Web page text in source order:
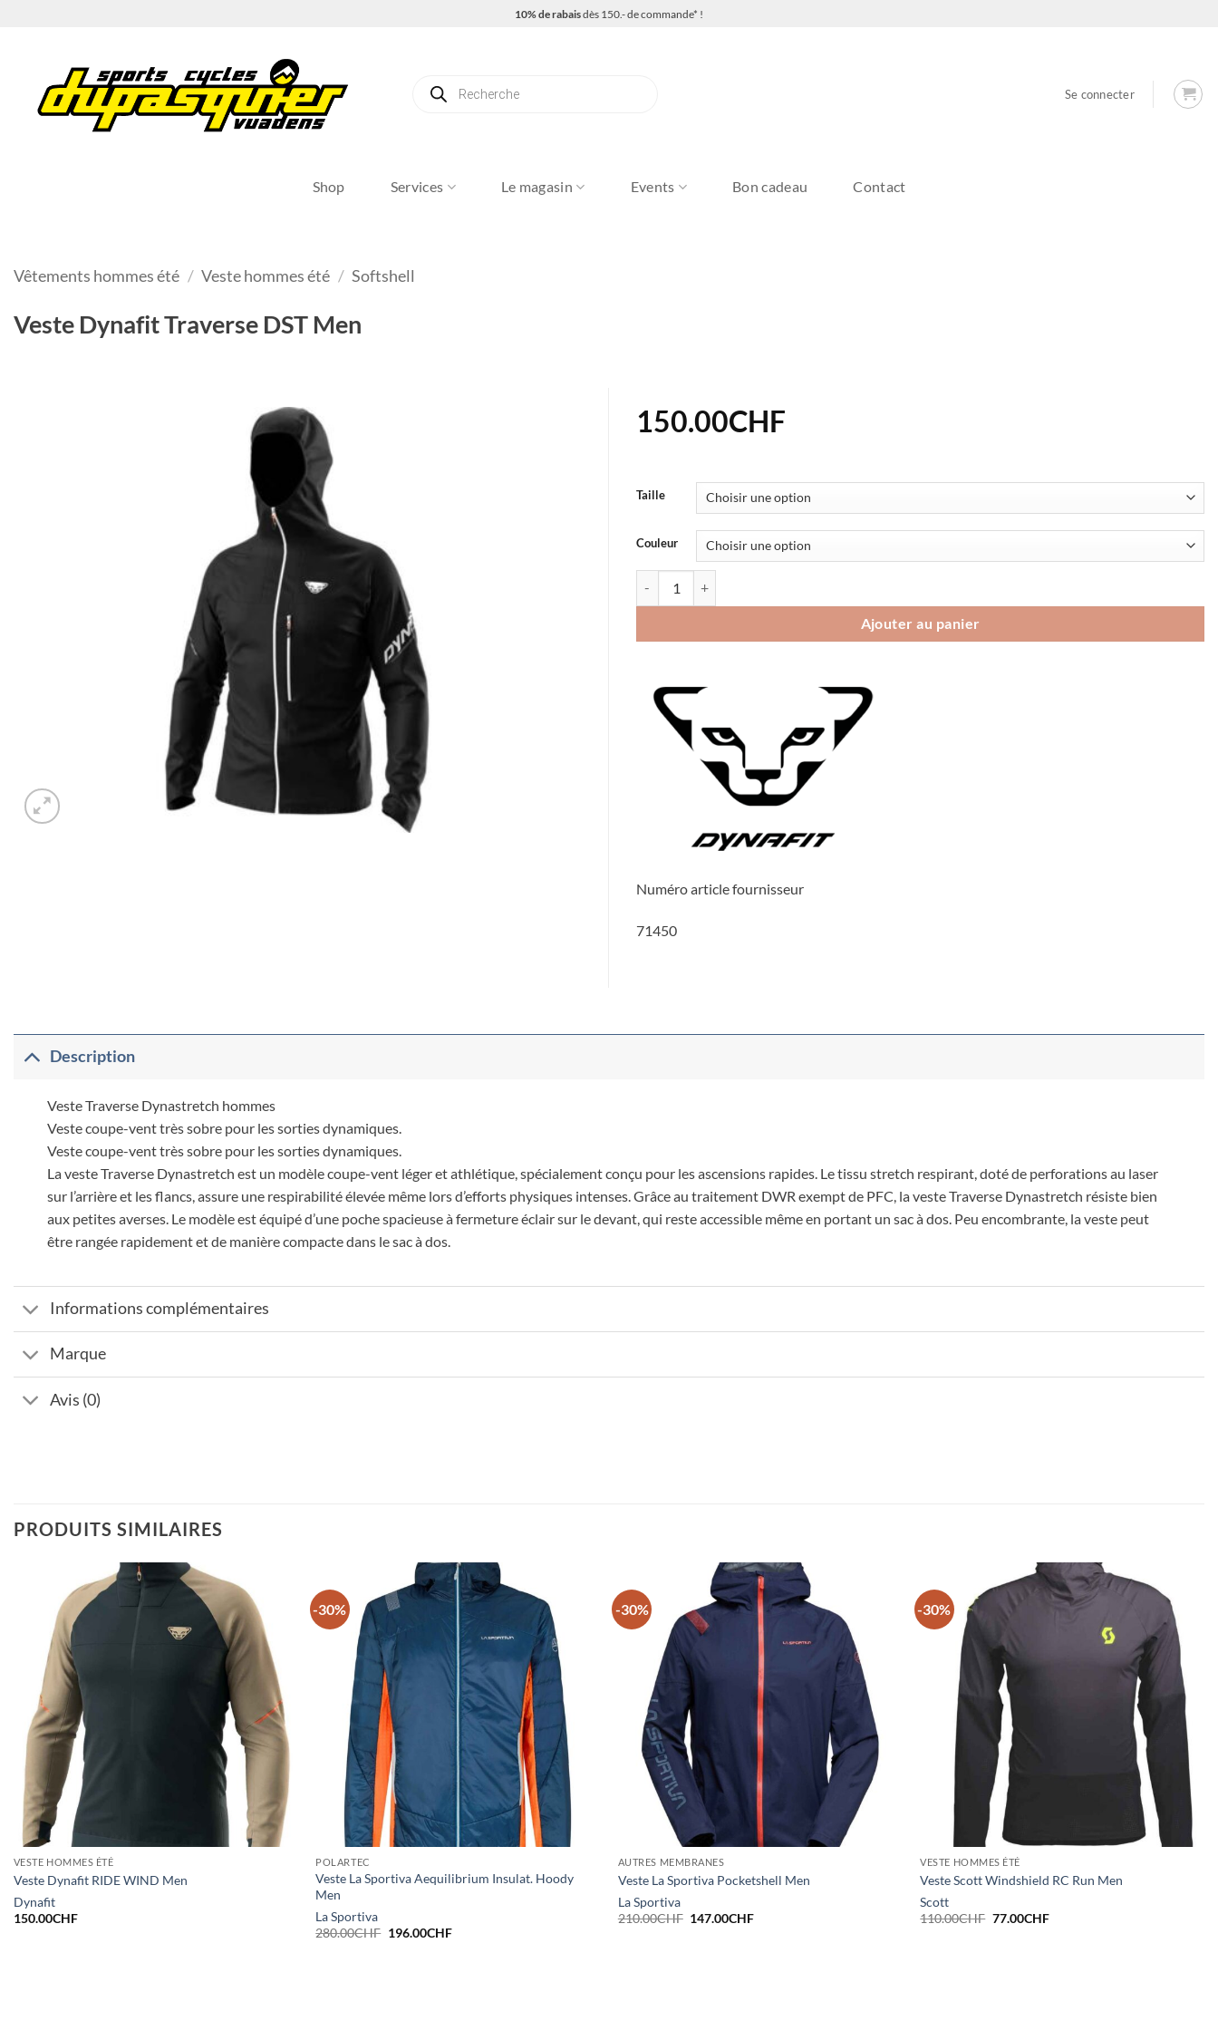
10% de rabaisdès 150.- de commande* !
produits
Se connecter
Shop Services Le magasin Events Bon cadeau Contact
Vêtements hommes été / Veste hommes été / Softshell
Veste Dynafit Traverse DST Men
150.00CHF
Taille
Couleur
Ajouter au panier
Numéro article fournisseur
71450
Description
Veste Traverse Dynastretch hommes
Veste coupe-vent très sobre pour les sorties dynamiques.
Veste coupe-vent très sobre pour les sorties dynamiques.
La veste Traverse Dynastretch est un modèle coupe-vent léger et athlétique, spécialement conçu pour les ascensions rapides. Le tissu stretch respirant, doté de perforations au laser
sur l’arrière et les flancs, assure une respirabilité élevée même lors d’efforts physiques intenses. Grâce au traitement DWR exempt de PFC, la veste Traverse Dynastretch résiste bien
aux petites averses. Le modèle est équipé d’une poche spacieuse à fermeture éclair sur le devant, qui reste accessible même en portant un sac à dos. Peu encombrante, la veste peut
être rangée rapidement et de manière compacte dans le sac à dos.
Informations complémentaires
Marque
Avis (0)
PRODUITS SIMILAIRES
VESTE HOMMES ÉTÉ
Veste Dynafit RIDE WIND Men
Dynafit
150.00CHF
-30%
POLARTEC
Veste La Sportiva Aequilibrium Insulat. Hoody
Men
La Sportiva
280.00CHF Le
196.00CHFLe
-30%
AUTRES MEMBRANES
Veste La Sportiva Pocketshell Men
La Sportiva
210.00CHF Le
147.00CHFLe
-30%
VESTE HOMMES ÉTÉ
Veste Scott Windshield RC Run Men
Scott
110.00CHF Le
77.00CHFLe